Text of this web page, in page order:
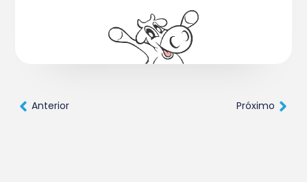
Anterior Próximo